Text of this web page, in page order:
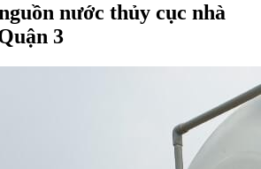
nước thủy cục nhà
3